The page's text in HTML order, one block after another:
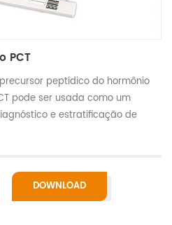
PCT
precursor peptídico do hormônio
pode ser usada como um
e estratificação de
DOWNLOAD